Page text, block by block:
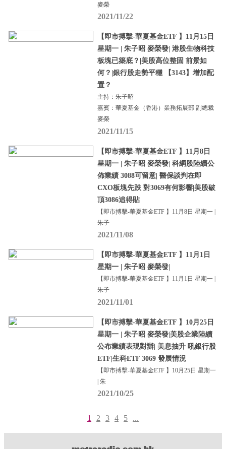
麥榮
2021/11/22
【即市搏擊-華夏基金ETF 】11月15日
星期一 | 朱子昭 麥榮發| 港股生物科技
板塊已築底？|美股高位整固 前景如
何？|銀行股走勢平穩 【3143】增加配
置？
主持：朱子昭
嘉賓：華夏基金（香港）業務拓展部 副總裁
麥榮
2021/11/15
【即市搏擊-華夏基金ETF 】11月8日
星期一 | 朱子昭 麥榮發| 科網股陸續公
佈業績 3088可留意| 醫保談判在即
CXO板塊先跌 對3069有何影響|美股破
頂3086追得貼
【即市搏擊-華夏基金ETF 】11月8日 星期一 |
朱子
2021/11/08
【即市搏擊-華夏基金ETF 】11月1日
星期一 | 朱子昭 麥榮發|
【即市搏擊-華夏基金ETF 】11月1日 星期一 |
朱子
2021/11/01
【即市搏擊-華夏基金ETF 】10月25日
星期一 | 朱子昭 麥榮發|美股企業陸續
公布業績表現對辦| 美息抽升 吼銀行股
ETF|生科ETF 3069 發展情況
【即市搏擊-華夏基金ETF 】10月25日 星期一
| 朱
2021/10/25
1 2 3 4 5 ...